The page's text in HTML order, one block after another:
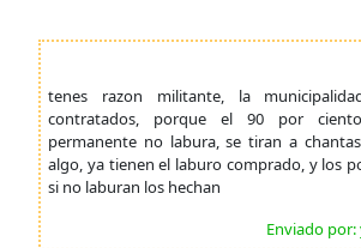
tenes razon militante, la
contratados, porque el 90 por
permanente no labura, se tiran a
algo, ya tienen el laburo comprado, y los
si no laburan los hechan
Enviado